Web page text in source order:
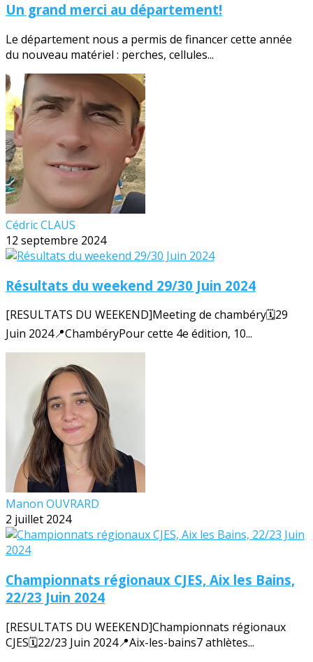
Un grand merci au département!
Le département nous a permis de financer cette année
du nouveau matériel : perches, cellules...
Cédric CLAUS
12 septembre 2024
Résultats du weekend 29/30 Juin 2024
[RESULTATS DU WEEKEND]Meeting de chambéry🗓️29
Juin 2024📍ChambéryPour cette 4e édition, 10...
Manon OUVRARD
2 juillet 2024
Championnats régionaux CJES, Aix les Bains,
22/23 Juin 2024
[RESULTATS DU WEEKEND]Championnats régionaux
CJES🗓️22/23 Juin 2024📍Aix-les-bains7 athlètes...